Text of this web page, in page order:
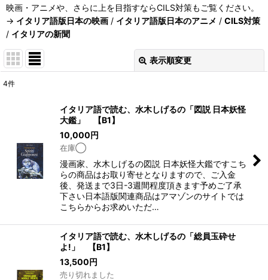
映画・アニメや、さらに上を目指すならCILS対策もご覧ください。
→ イタリア語版日本の映画 / イタリア語版日本のアニメ / CILS対策
/ イタリアの新聞
表示順変更
並び順:
絞り込む
4件
イタリア語で読む、水木しげるの「図説 日本妖怪
大鑑」 【B1】
10,000円
在庫◯
漫画家、水木しげるの図説 日本妖怪大鑑ですこち
らの商品はお取り寄せとなりますので、ご入金
後、発送まで3日-3週間程度頂きます予めご了承
下さい日本語版関連商品はアマゾンのサイトでは
こちらからお求めいただ…
イタリア語で読む、水木しげるの「総員玉砕せ
よ!」 【B1】
13,500円
売り切れました